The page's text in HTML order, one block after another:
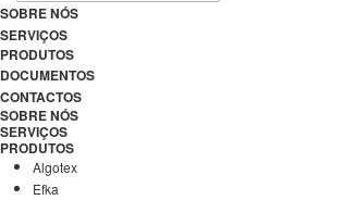
SOBRE NÓS
SERVIÇOS
PRODUTOS
DOCUMENTOS
CONTACTOS
SOBRE NÓS
SERVIÇOS
PRODUTOS
Algotex
Efka